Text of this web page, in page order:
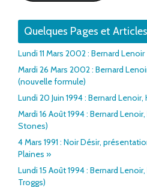
Quelques Pages et Articles
Lundi 11 Mars 2002 : Bernard Lenoir
Mardi 26 Mars 2002 : Bernard
(nouvelle formule)
Lundi 20 Juin 1994 : Bernard
Mardi 16 Août 1994 : Bernard
Stones)
4 Mars 1991 : Noir Désir,
Plaines »
Lundi 15 Août 1994 : Bernard
Troggs)